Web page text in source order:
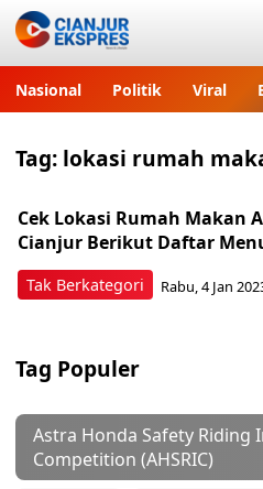
Nasional Politik Viral
Tag: lokasi rumah
Tak Berkategori
Cek Lokasi Rumah Makan
Cianjur Berikut Daftar
Rabu, 4 Jan
Tag Populer
Astra Honda Safety Riding
Competition (AHSRIC)